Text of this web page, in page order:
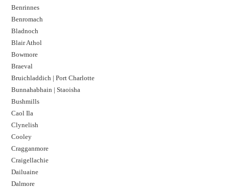
Benrinnes
Benromach
Bladnoch
Blair Athol
Bowmore
Braeval
Bruichladdich | Port Charlotte
Bunnahabhain | Staoisha
Bushmills
Caol Ila
Clynelish
Cooley
Cragganmore
Craigellachie
Dailuaine
Dalmore​